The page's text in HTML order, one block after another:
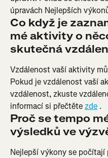
úpravách Nejlepších
Co když je
mé aktivity o
skutečná
Vzdálenost vaší aktivity
Pokud je vzdálenost vaší
vzdálenost, zkuste
informací si přečtěte zde .
Proč se tempo
výsledků ve
Nejlepší výkony se